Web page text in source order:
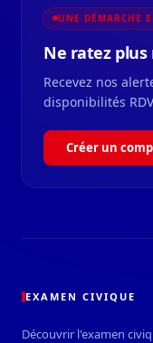
UNE DÉMARCHE
Ne ratez plus
Recevez nos
disponibilités
Créer un
EXAMEN CIVIQUE
Découvrir l'examen